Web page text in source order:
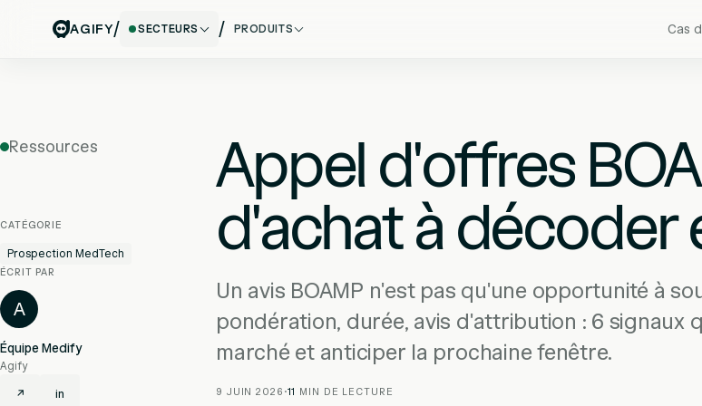
AGIFY/ SECTEURS / PRODUITS Cas
Ressources
CATÉGORIE
Prospection MedTech
ÉCRIT PAR
A
Équipe Medify
Agify
↗ in
Appel d'offres
d'achat à décoder
Un avis BOAMP n'est pas qu'une opportunité à
pondération, durée, avis d'attribution : 6
marché et anticiper la prochaine fenêtre.
9 JUIN 2026 ·11 MIN DE LECTURE